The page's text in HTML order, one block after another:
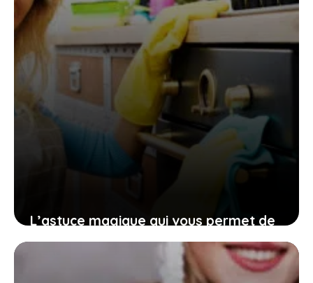
L’astuce magique qui vous permet de
nettoyer facilement le gras sur tous
vos meubles de cuisine